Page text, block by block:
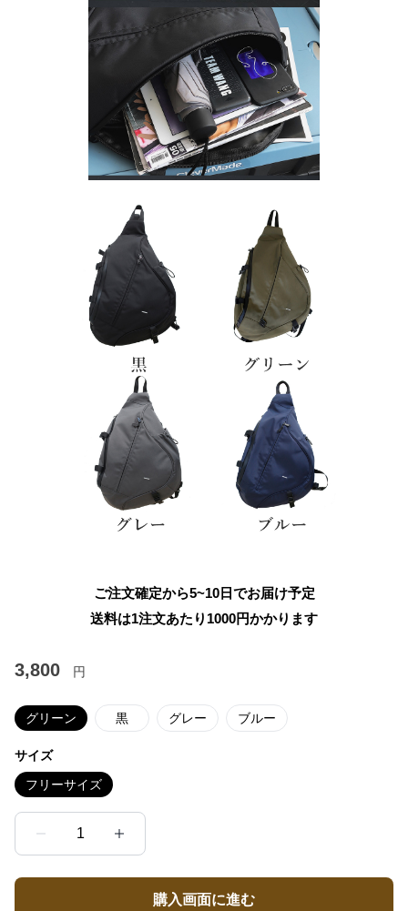
ご注文確定から5~10日でお届け予定
送料は1注文あたり 1000円かかります
3,800 円
グリーン 黒 グレー ブルー
サイズ
フリーサイズ
1
購入画面に進む